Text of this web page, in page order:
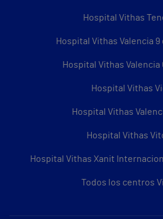
Hospital Vithas
Hospital Vithas Valencia
Hospital Vithas Valencia
Hospital Vithas
Hospital Vithas
Hospital Vithas
Hospital Vithas Xanit
Todos los centros